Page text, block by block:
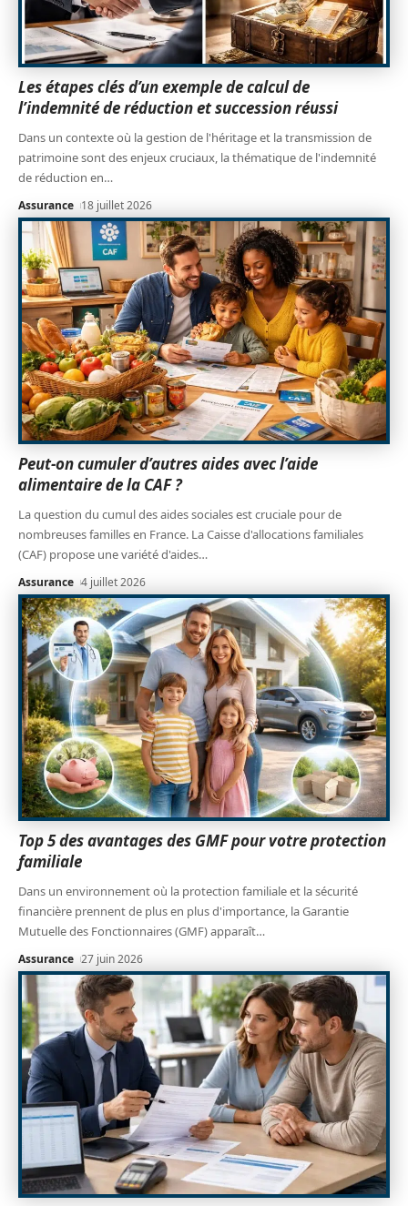
Les étapes clés d’un exemple de calcul de
l’indemnité de réduction et succession réussi
Dans un contexte où la gestion de l'héritage et la transmission de
patrimoine sont des enjeux cruciaux, la thématique de l'indemnité
de réduction en…
Assurance 18 juillet 2026
Peut-on cumuler d’autres aides avec l’aide
alimentaire de la CAF ?
La question du cumul des aides sociales est cruciale pour de
nombreuses familles en France. La Caisse d'allocations familiales
(CAF) propose une variété d'aides…
Assurance 4 juillet 2026
Top 5 des avantages des GMF pour votre protection
familiale
Dans un environnement où la protection familiale et la sécurité
financière prennent de plus en plus d'importance, la Garantie
Mutuelle des Fonctionnaires (GMF) apparaît…
Assurance 27 juin 2026